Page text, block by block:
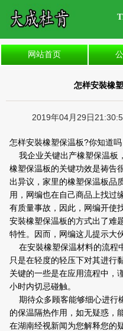
网站首页
怎样安裝橡
2019年04月29日
怎样安裝橡塑保温板?你知道吗
我企业关键出产橡塑保温板
橡塑保温板的关键功效是祷告
出异议，家里的橡塑保温板品
用，网编也在自己商品上找过
有质量事故，因此，网编开使
安裝橡塑保温板的方式出了难
特性。因而，网编这儿提示大
在安裝橡塑保温材料的流程
只是在轻度的轻压下对其进行
关键的一些是在应用流程中，
小时内切忌碰触。
期待众多顾客能够细心进行
的保温隔热作用，如无疑惑，
在湖南经视新闻为您解释您的疑